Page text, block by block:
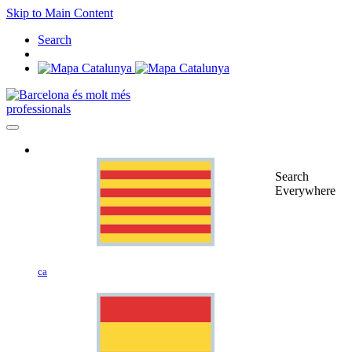
Skip to Main Content
Search
professionals
ca
Search
Everywhere